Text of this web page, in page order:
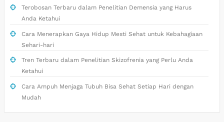
Terobosan Terbaru dalam Penelitian Demensia yang Harus
Anda Ketahui
Cara Menerapkan Gaya Hidup Mesti Sehat untuk Kebahagiaan
Sehari-hari
Tren Terbaru dalam Penelitian Skizofrenia yang Perlu Anda
Ketahui
Cara Ampuh Menjaga Tubuh Bisa Sehat Setiap Hari dengan
Mudah